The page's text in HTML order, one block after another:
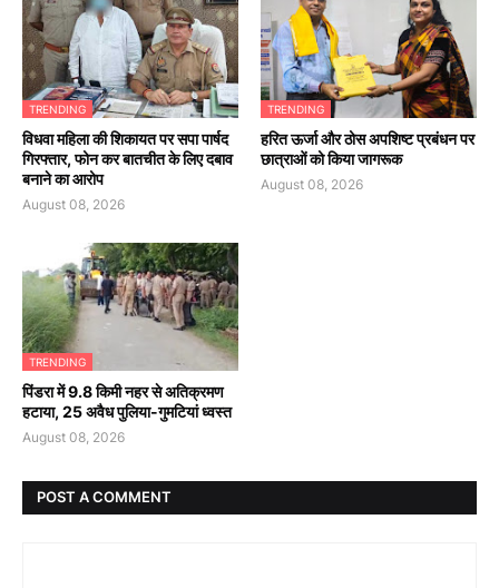
TRENDING
विधवा महिला की शिकायत पर सपा पार्षद
गिरफ्तार, फोन कर बातचीत के लिए दबाव
बनाने का आरोप
August 08, 2026
TRENDING
हरित ऊर्जा और ठोस अपशिष्ट प्रबंधन पर
छात्राओं को किया जागरूक
August 08, 2026
TRENDING
पिंडरा में 9.8 किमी नहर से अतिक्रमण
हटाया, 25 अवैध पुलिया-गुमटियां ध्वस्त
August 08, 2026
POST A COMMENT